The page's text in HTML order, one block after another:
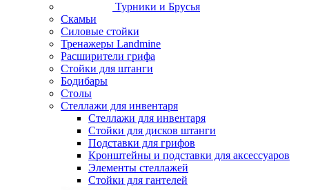
Турники и Брусья
Скамьи
Силовые стойки
Тренажеры Landmine
Расширители грифа
Стойки для штанги
Бодибары
Столы
Стеллажи для инвентаря
Стеллажи для инвентаря
Стойки для дисков штанги
Подставки для грифов
Кронштейны и подставки для аксессуаров
Элементы стеллажей
Стойки для гантелей